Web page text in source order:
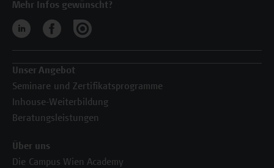
Mehr Infos gewünscht?
Unser Angebot
Seminare und Zertifikatsprogramme
Inhouse-Weiterbildung
Beratungsleistungen
Über uns
Die Campus Wien Academy